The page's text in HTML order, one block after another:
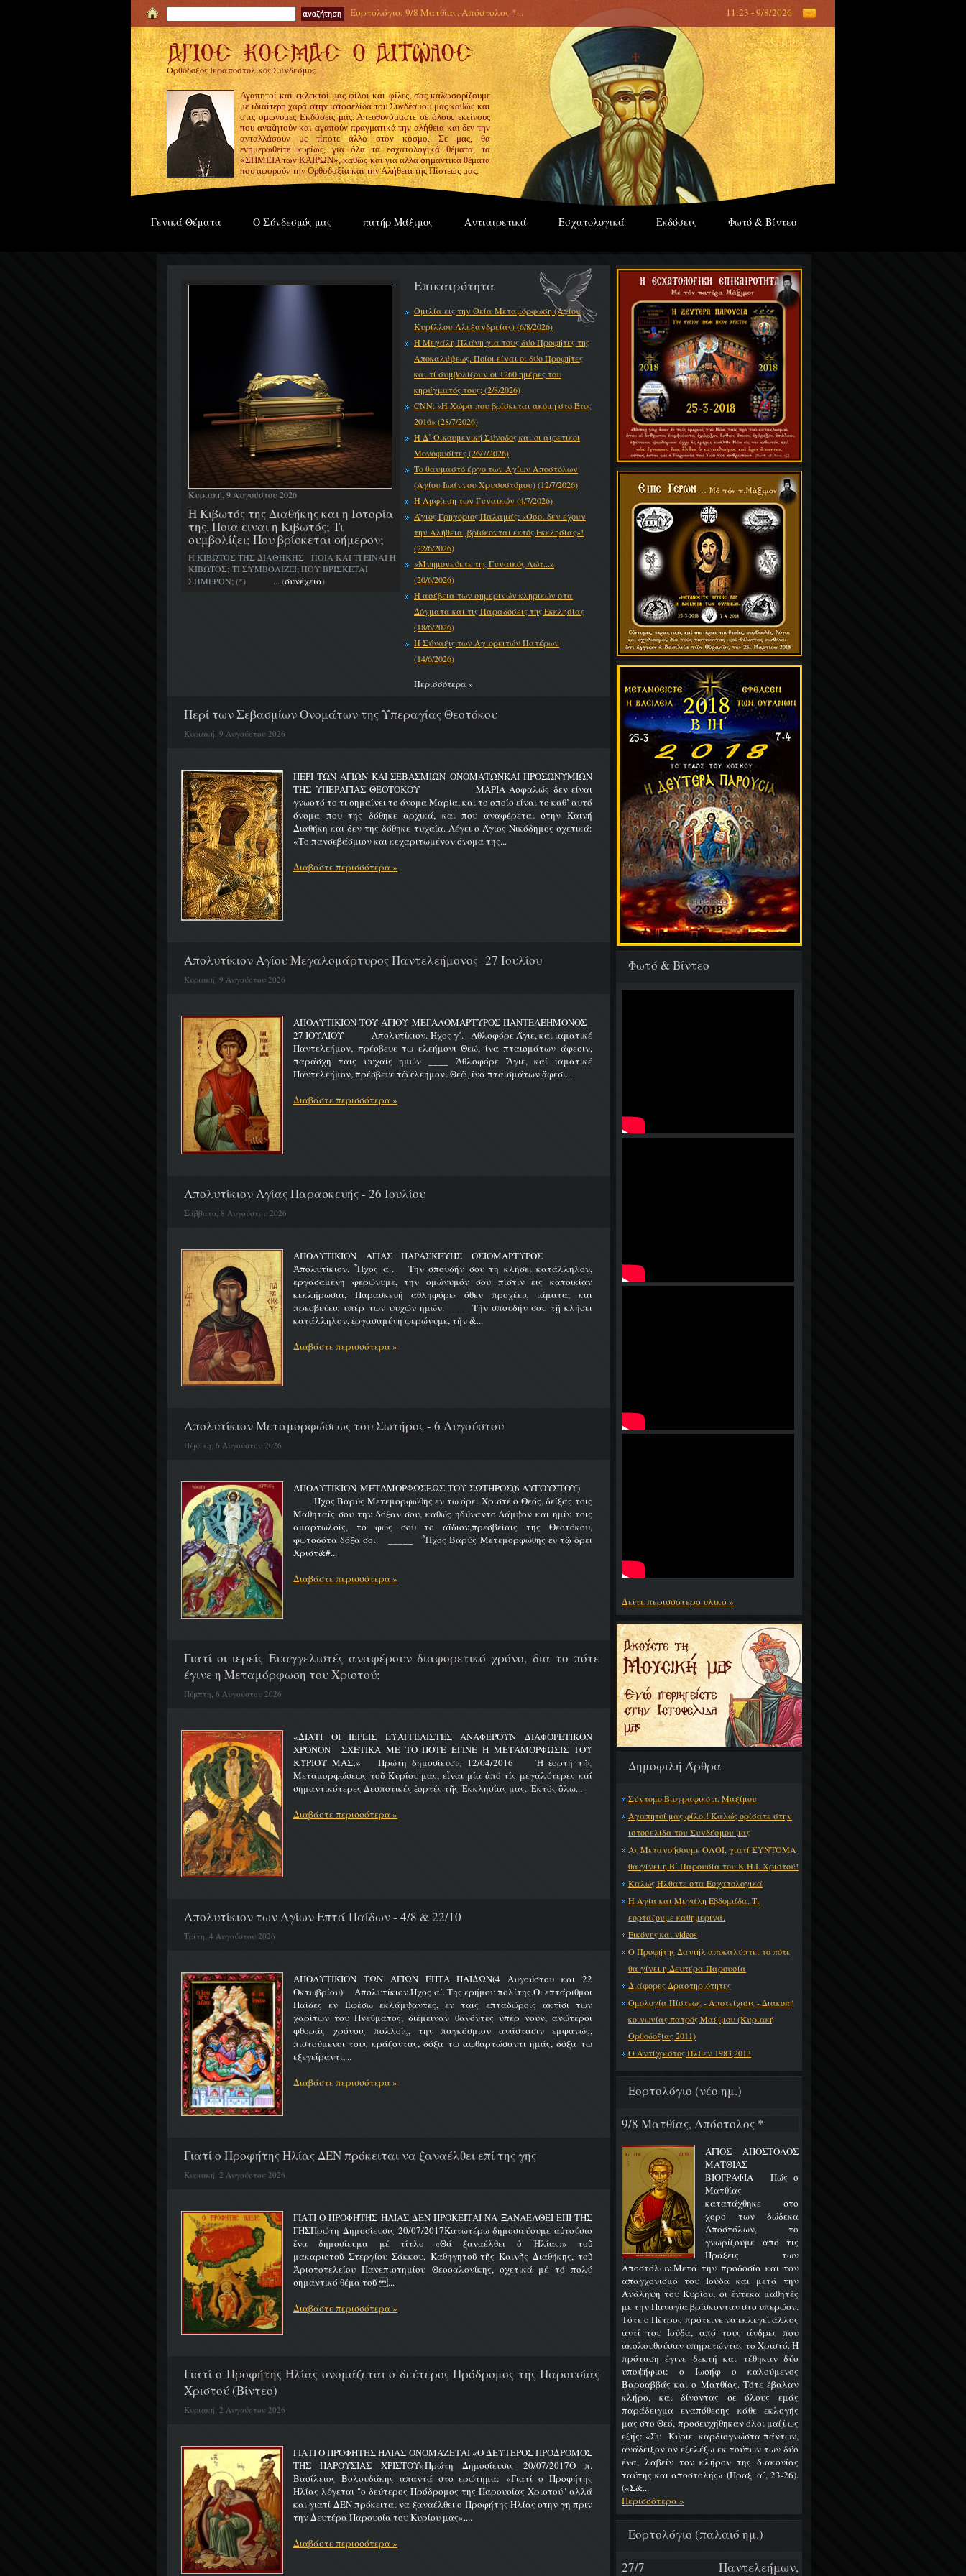
Εορτολόγιο: 9/8 Ματθίας, Απόστολος *... 11:23 - 9/8/2026
Ορθόδοξος Ιεραποστολικός Σύνδεσμος
Αγαπητοί και εκλεκτοί μας φίλοι και φίλες, σας καλωσορίζουμε
με ιδιαίτερη χαρά στην ιστοσελίδα του Συνδέσμου μας καθώς και
στις ομώνυμες Εκδόσεις μας. Απευθυνόμαστε σε όλους εκείνους
που αναζητούν και αγαπούν πραγματικά την αλήθεια και δεν την
ανταλλάσουν με τίποτε άλλο στον κόσμο. Σε μας, θα
ενημερωθείτε κυρίως, για όλα τα εσχατολογικά θέματα, τα
«ΣΗΜΕΙΑ των ΚΑΙΡΩΝ», καθώς και για άλλα σημαντικά θέματα
που αφορούν την Ορθοδοξία και την Αλήθεια της Πίστεώς μας.
Γενικά Θέματα Ο Σύνδεσμός μας πατήρ Μάξιμος Αντιαιρετικά Εσχατολογικά Εκδόσεις Φωτό & Βίντεο
Φωτό & Βίντεο
Δείτε περισσότερο υλικό »
Δημοφιλή Άρθρα
Σύντομο Βιογραφικό π. Μαξίμου
Αγαπητοί μας φίλοι! Καλώς ορίσατε στην
ιστοσελίδα του Συνδέσμου μας
Ας Μετανοήσουμε ΟΛΟΙ, γιατί ΣΥΝΤΟΜΑ
θα γίνει η Β΄ Παρουσία του Κ.Η.Ι. Χριστού!
Καλώς Ήλθατε στα Εσχατολογικά
Η Αγία και Μεγάλη Εβδομάδα. Τι
εορτάζουμε καθημερινά.
Εικόνες και videos
Ο Προφήτης Δανιήλ αποκαλύπτει το πότε
θα γίνει η Δευτέρα Παρουσία
Διάφορες Δραστηριότητες
Ομολογία Πίστεως - Αποτείχισις - Διακοπή
κοινωνίας πατρός Μαξίμου (Κυριακή
Ορθοδοξίας 2011)
Ο Αντίχριστος Ήλθεν 1983,2013
Εορτολόγιο (νέο ημ.)
9/8 Ματθίας, Απόστολος *
ΑΓΙΟΣ ΑΠΟΣΤΟΛΟΣ
ΜΑΤΘΙΑΣ
ΒΙΟΓΡΑΦΙΑ Πώς ο
Ματθίας
κατατάχθηκε στο
χορό των δώδεκα
Αποστόλων, το
γνωρίζουμε από τις
Πράξεις των
Αποστόλων.Μετά την προδοσία και τον
απαγχονισμό του Ιούδα και μετά την
Ανάληψη του Κυρίου, οι έντεκα μαθητές
με την Παναγία βρίσκονταν στο υπερώον.
Τότε ο Πέτρος πρότεινε να εκλεγεί άλλος
αντί του Ιούδα, από τους άνδρες που
ακολουθούσαν υπηρετώντας το Χριστό. Η
πρόταση έγινε δεκτή και τέθηκαν δύο
υποψήφιοι: ο Ιωσήφ ο καλούμενος
Βαρσαββάς και ο Ματθίας. Τότε έβαλαν
κλήρο, και δίνοντας σε όλους εμάς
παράδειγμα εναπόθεσης κάθε εκλογής
μας στο Θεό, προσευχήθηκαν όλοι μαζί ως
εξής: «Συ Κύριε, καρδιογνώστα πάντων,
ανάδειξον ον εξελέξω εκ τούτων των δύο
ένα, λαβείν τον κλήρον της διακονίας
ταύτης και αποστολής» (Πραξ. α΄, 23-26).
(«Σ&...
Περισσότερα »
Εορτολόγιο (παλαιό ημ.)
27/7 Παντελεήμων,
Κυριακή, 9 Αυγούστου 2026
H Κιβωτός της Διαθήκης και η Ιστορία
της. Ποια ειναι η Κιβωτός; Τι
συμβολίζει; Που βρίσκεται σήμερον;
Η ΚΙΒΩΤΟΣ ΤΗΣ ΔΙΑΘΗΚΗΣ ΠΟΙΑ ΚΑΙ ΤΙ ΕΙΝΑΙ Η
ΚΙΒΩΤΟΣ; ΤΙ ΣΥΜΒΟΛΙΖΕΙ; ΠΟΥ ΒΡΙΣΚΕΤΑΙ
ΣΗΜΕΡΟΝ; (*) ... (συνέχεια)
Επικαιρότητα
Ομιλία εις την Θεία Μεταμόρφωση (Αγίου
Κυρίλλου Αλεξανδρείας) (6/8/2026)
Η Μεγάλη Πλάνη για τους δύο Προφήτες της
Αποκαλύψεως. Ποίοι είναι οι δύο Προφήτες
και τί συμβολίζουν οι 1260 ημέρες του
κηρύγματός τους; (2/8/2026)
CNN: «Η Χώρα που βρίσκεται ακόμη στο Έτος
2016» (28/7/2026)
Η Δ΄ Οικουμενική Σύνοδος και οι αιρετικοί
Μονοφυσίτες (26/7/2026)
Το θαυμαστό έργο των Αγίων Αποστόλων
(Αγίου Ιωάννου Χρυσοστόμου) (12/7/2026)
Η Αμφίεση των Γυναικών (4/7/2026)
Άγιος Γρηγόριος Παλαμάς: «Όσοι δεν έχουν
την Αλήθεια, βρίσκονται εκτός Εκκλησίας»!
(22/6/2026)
«Μνημονεύετε της Γυναικός Λώτ...»
(20/6/2026)
Η ασέβεια των σημερινών κληρικών στα
Δόγματα και τις Παραδόσεις της Εκκλησίας
(18/6/2026)
Η Σύναξις των Αγιορειτών Πατέρων
(14/6/2026)
Περισσότερα »
Περί των Σεβασμίων Ονομάτων της Υπεραγίας Θεοτόκου
Κυριακή, 9 Αυγούστου 2026
ΠΕΡΙ ΤΩΝ ΑΓΙΩΝ ΚΑΙ ΣΕΒΑΣΜΙΩΝ ΟΝΟΜΑΤΩΝΚΑΙ ΠΡΟΣΩΝΥΜΙΩΝ
ΤΗΣ ΥΠΕΡΑΓΙΑΣ ΘΕΟΤΟΚΟΥ ΜΑΡΙΑ Ασφαλώς δεν είναι
γνωστό το τι σημαίνει το όνομα Μαρία, και το οποίο είναι το καθ’ αυτό
όνομα που της δόθηκε αρχικά, και που αναφέρεται στην Καινή
Διαθήκη και δεν της δόθηκε τυχαία. Λέγει ο Άγιος Νικόδημος σχετικά:
«Το πανσεβάσμιον και κεχαριτωμένον όνομα της...
Διαβάστε περισσότερα »
Απολυτίκιον Αγίου Μεγαλομάρτυρος Παντελεήμονος -27 Ιουλίου
Κυριακή, 9 Αυγούστου 2026
ΑΠΟΛΥΤΙΚΙΟΝ ΤΟΥ ΑΓΙΟΥ ΜΕΓΑΛΟΜΑΡΤΥΡΟΣ ΠΑΝΤΕΛΕΗΜΟΝΟΣ -
27 ΙΟΥΛΙΟΥ Απολυτίκιον. Ήχος γ΄. Αθλοφόρε Άγιε, και ιαματικέ
Παντελεήμον, πρέσβευε τω ελεήμονι Θεώ, ίνα πταισμάτων άφεσιν,
παράσχη ταις ψυχαίς ημών ____ Ἀθλοφόρε Ἅγιε, καί ἰαματικέ
Παντελεήμον, πρέσβευε τῷ ἐλεήμονι Θεῷ, ἵνα πταισμάτων ἄφεσι...
Διαβάστε περισσότερα »
Απολυτίκιον Αγίας Παρασκευής - 26 Ιουλίου
Σάββατο, 8 Αυγούστου 2026
ΑΠΟΛΥΤΙΚΙΟΝ ΑΓΙΑΣ ΠΑΡΑΣΚΕΥΗΣ ΟΣΙΟΜΑΡΤΥΡΟΣ
Ἀπολυτίκιον. Ἦχος α΄. Την σπουδήν σου τη κλήσει κατάλληλον,
εργασαμένη φερώνυμε, την ομώνυμόν σου πίστιν εις κατοικίαν
κεκλήρωσαι, Παρασκευή αθληφόρε· όθεν προχέεις ιάματα, και
πρεσβεύεις υπέρ των ψυχών ημών. ____ Τὴν σπουδήν σου τῇ κλήσει
κατάλληλον, ἐργασαμένη φερώνυμε, τὴν &...
Διαβάστε περισσότερα »
Απολυτίκιον Μεταμορφώσεως του Σωτήρος - 6 Αυγούστου
Πέμπτη, 6 Αυγούστου 2026
ΑΠΟΛΥΤΙΚΙΟΝ ΜΕΤΑΜΟΡΦΩΣΕΩΣ ΤΟΥ ΣΩΤΗΡΟΣ(6 ΑΥΓΟΥΣΤΟΥ)
Ήχος Βαρύς Μετεμορφώθης εν τω όρει Χριστέ ο Θεός, δείξας τοις
Μαθηταίς σου την δόξαν σου, καθώς ηδύναντο.Λάμψον και ημίν τοις
αμαρτωλοίς, το φως σου το αΐδιον,πρεσβείαις της Θεοτόκου,
φωτοδότα δόξα σοι. _____ Ἦχος Βαρύς Μετεμορφώθης ἐν τῷ ὄρει
Χριστ&#...
Διαβάστε περισσότερα »
Γιατί οι ιερείς Ευαγγελιστές αναφέρουν διαφορετικό χρόνο, δια το πότε
έγινε η Μεταμόρφωση του Χριστού;
Πέμπτη, 6 Αυγούστου 2026
«ΔΙΑΤΙ ΟΙ ΙΕΡΕΙΣ ΕΥΑΓΓΕΛΙΣΤΕΣ ΑΝΑΦΕΡΟΥΝ ΔΙΑΦΟΡΕΤΙΚΟΝ
ΧΡΟΝΟΝ ΣΧΕΤΙΚΑ ΜΕ ΤΟ ΠΟΤΕ ΕΓΙΝΕ Η ΜΕΤΑΜΟΡΦΩΣΙΣ ΤΟΥ
ΚΥΡΙΟΥ ΜΑΣ;» Πρώτη δημοσίευσις 12/04/2016 Ἡ ἑορτή τῆς
Μεταμορφώσεως τοῦ Κυρίου μας, εἶναι μία ἀπό τίς μεγαλύτερες καί
σημαντικότερες Δεσποτικές ἑορτές τῆς Ἐκκλησίας μας. Ἐκτός ὅλω...
Διαβάστε περισσότερα »
Απολυτίκιον των Αγίων Επτά Παίδων - 4/8 & 22/10
Τρίτη, 4 Αυγούστου 2026
ΑΠΟΛΥΤΙΚΙΟΝ ΤΩΝ ΑΓΙΩΝ ΕΠΤΑ ΠΑΙΔΩΝ(4 Αυγούστου και 22
Οκτωβρίου) Απολυτίκιον.Ήχος α΄. Της ερήμου πολίτης.Οι επτάριθμοι
Παίδες εν Εφέσω εκλάμψαντες, εν ταις επταδώροις ακτίσι των
χαρίτων του Πνεύματος, διέμειναν θανόντες υπέρ νουν, ανώτεροι
φθοράς χρόνοις πολλοίς, την παγκόσμιον ανάστασιν εμφανώς,
πιστούμενοι τους κράζοντας, δόξα τω αφθαρτώσαντι ημάς, δόξα τω
εξεγείραντι,...
Διαβάστε περισσότερα »
Γιατί ο Προφήτης Ηλίας ΔΕΝ πρόκειται να ξαναέλθει επί της γης
Κυριακή, 2 Αυγούστου 2026
ΓΙΑΤΙ Ο ΠΡΟΦΗΤΗΣ ΗΛΙΑΣ ΔΕΝ ΠΡΟΚΕΙΤΑΙ ΝΑ ΞΑΝΑΕΛΘΕΙ ΕΠΙ ΤΗΣ
ΓΗΣΠρώτη Δημοσίευσις 20/07/2017Κατωτέρω δημοσιεύουμε αὐτούσιο
ἕνα δημοσίευμα μέ τίτλο «Θά ξαναέλθει ὁ Ἠλίας;» τοῦ
μακαριστοῦ Στεργίου Σάκκου, Καθηγητοῦ τῆς Καινῆς Διαθήκης, τοῦ
Ἀριστοτελείου Πανεπιστημίου Θεσσαλονίκης, σχετικά μέ τό πολύ
σημαντικό θέμα τοῦ ...
Διαβάστε περισσότερα »
Γιατί ο Προφήτης Ηλίας ονομάζεται ο δεύτερος Πρόδρομος της Παρουσίας
Χριστού (Βίντεο)
Κυριακή, 2 Αυγούστου 2026
ΓΙΑΤΙ Ο ΠΡΟΦΗΤΗΣ ΗΛΙΑΣ ΟΝΟΜΑΖΕΤΑΙ «Ο ΔΕΥΤΕΡΟΣ ΠΡΟΔΡΟΜΟΣ
ΤΗΣ ΠΑΡΟΥΣΙΑΣ ΧΡΙΣΤΟΥ»Πρώτη Δημοσίευσις 20/07/2017Ο π.
Βασίλειος Βολουδάκης απαντά στο ερώτημα: «Γιατί ο Προφήτης
Ηλίας λέγεται "ο δεύτερος Πρόδρομος της Παρουσίας Χριστού" αλλά
και γιατί ΔΕΝ πρόκειται να ξαναέλθει ο Προφήτης Ηλίας στην γη πριν
την Δευτέρα Παρουσία του Κυρίου μας»....
Διαβάστε περισσότερα »